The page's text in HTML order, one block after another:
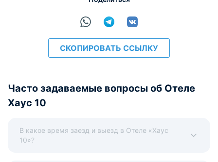
СКОПИРОВАТЬ ССЫЛКУ
Часто задаваемые вопросы об Отеле
Хаус 10
В какое время заезд и выезд в Отеле «Хаус
10»?